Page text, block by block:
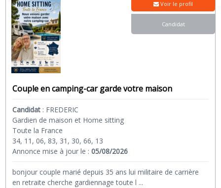
Couple en camping-car garde votre maison
Candidat : FREDERIC
Gardien de maison et Home sitting
Toute la France
34, 11, 06, 83, 31, 30, 66, 13
Annonce mise à jour le :05/08/2026
bonjour couple marié depuis 35 ans lui militaire de carrière
en retraite cherche gardiennage toute l ...
Voir le profil
Candidat